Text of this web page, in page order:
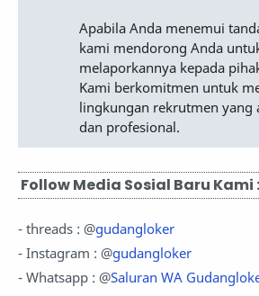
Apabila Anda menemui
kami mendorong Anda
melaporkannya kepada
Kami berkomitmen untuk
lingkungan rekrutmen yang
dan profesional.
Follow Media Sosial Baru Kami :
- threads : @gudangloker
- Instagram : @gudangloker
- Whatsapp : @Saluran WA